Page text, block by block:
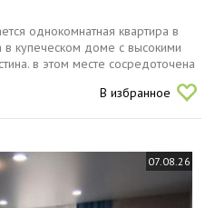
однокомнатная квартира в
в купеческом доме с высокими
в этом месте сосредоточена
жизнь города. квартира
В избранное
07.08.26